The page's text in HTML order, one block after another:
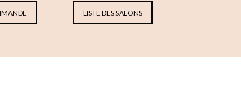
LISTE DES SALONS